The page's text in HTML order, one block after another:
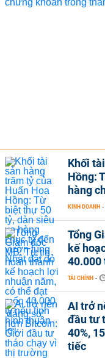
Khối
Hồng:
hàng
KINH DOANH -
Tổng
kế
40.000
TÀI CHÍNH -
AI trở
đầu tư
40%,
tiếc